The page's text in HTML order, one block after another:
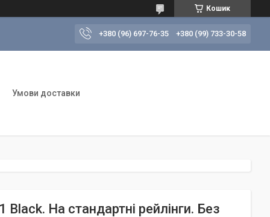
Кошик
+380 (96) 697-76-35 +380 (99) 733-30-58
Умови доставки
На стандартні рейлінги. Без